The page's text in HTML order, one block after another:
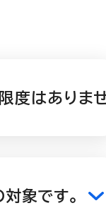
度はありま
象です。